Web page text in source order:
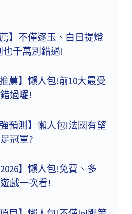
薦】不僅逐玉、白日提燈
千萬別錯過!
推薦】懶人包!前10大最受
過囉!
強預測】懶人包!法國有望
冠軍?
】懶人包!免費、多
戲一次看!